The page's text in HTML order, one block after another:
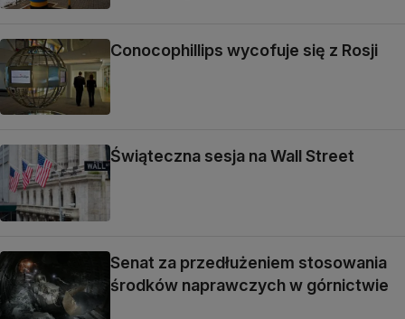
Conocophillips wycofuje się z Rosji
Świąteczna sesja na Wall Street
Senat za przedłużeniem stosowania
środków naprawczych w górnictwie